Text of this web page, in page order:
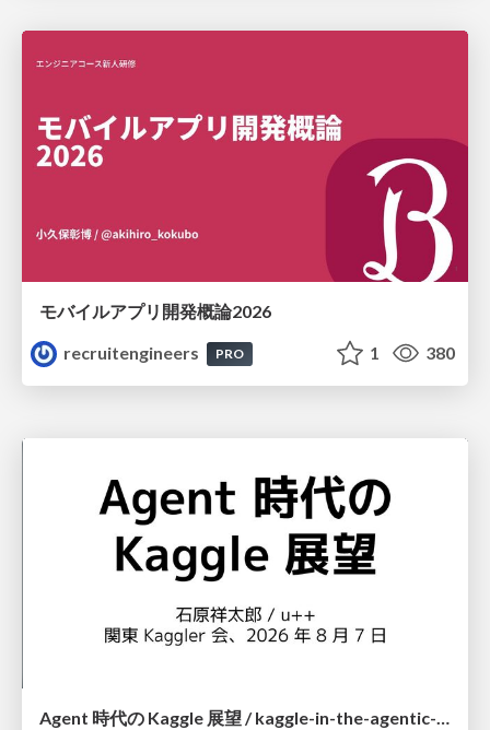
モバイルアプリ開発概論2026
recruitengineers
PRO 1 380
Agent 時代の Kaggle 展望 / kaggle-in-the-agentic-era